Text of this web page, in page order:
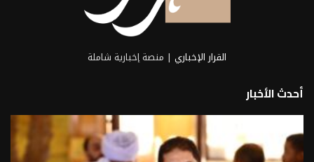
القرار الإخباري | منصة إخبارية شاملة
أحدث الأخبار